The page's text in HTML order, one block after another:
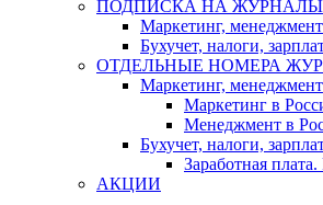
ПОДПИСКА НА ЖУРНАЛЫ
Маркетинг, менеджмент
Бухучет, налоги,
ОТДЕЛЬНЫЕ НОМЕРА
Маркетинг, менеджмент
Маркетинг в
Менеджмент в
Бухучет, налоги,
Заработная
АКЦИИ